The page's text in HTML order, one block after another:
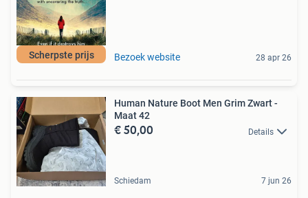
Scherpste prijs Bezoek website 28 apr 26
Human Nature Boot Men Grim Zwart -
Maat 42
€ 50,00 Details
Schiedam 7 jun 26